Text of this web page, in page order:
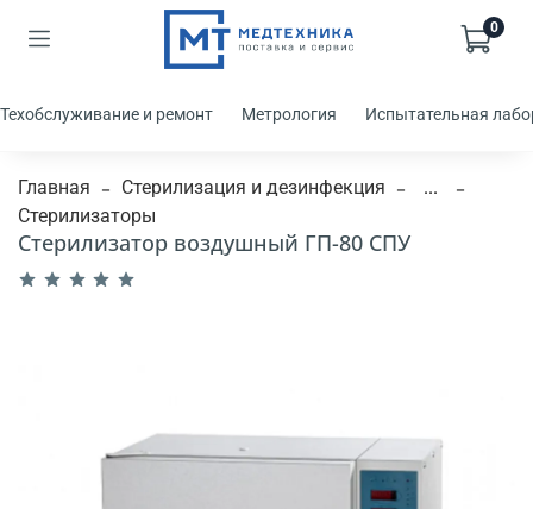
0
Техобслуживание и ремонт Метрология Испытательная
Главная Стерилизация и дезинфекция
...
Стерилизаторы
Стерилизатор воздушный ГП-80 СПУ